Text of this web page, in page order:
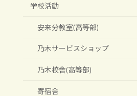
学校活動
安来分教室(高等部)
乃木サービスショップ
乃木校舎(高等部)
寄宿舎